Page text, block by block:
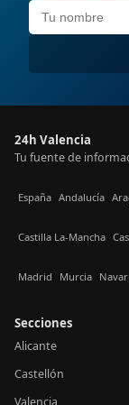
24h Valencia
Tu fuente de
España Andalucía
Castilla La-Mancha
Madrid Murcia
Secciones
Alicante
Castellón